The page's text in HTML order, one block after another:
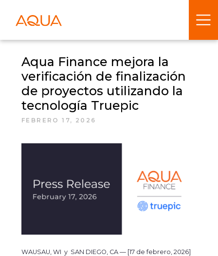
Aqua Finance mejora la
verificación de finalización
de proyectos utilizando la
tecnología Truepic
FEBRERO 17, 2026
WAUSAU, WI y SAN DIEGO, CA — [17 de febrero, 2026]